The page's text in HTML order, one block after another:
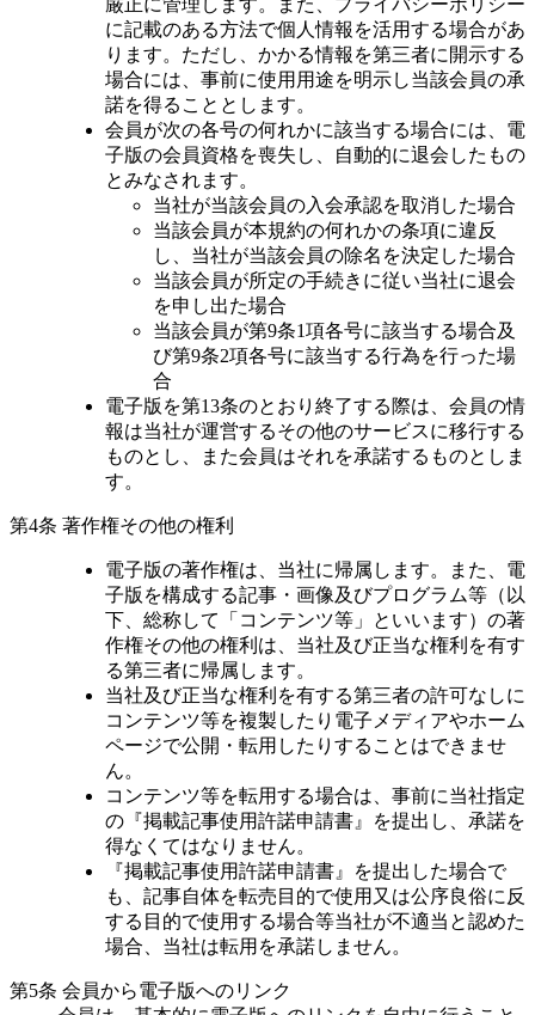
厳正に管理します。また、プライバシーポリシー
に記載のある方法で個人情報を活用する場合があ
ります。ただし、かかる情報を第三者に開示する
場合には、事前に使用用途を明示し当該会員の承
諾を得ることとします。
会員が次の各号の何れかに該当する場合には、電
子版の会員資格を喪失し、自動的に退会したもの
とみなされます。
当社が当該会員の入会承認を取消した場合
当該会員が本規約の何れかの条項に違反
し、当社が当該会員の除名を決定した場合
当該会員が所定の手続きに従い当社に退会
を申し出た場合
当該会員が第9条1項各号に該当する場合及
び第9条2項各号に該当する行為を行った場
合
電子版を第13条のとおり終了する際は、会員の情
報は当社が運営するその他のサービスに移行する
ものとし、また会員はそれを承諾するものとしま
す。
第4条 著作権その他の権利
電子版の著作権は、当社に帰属します。また、電
子版を構成する記事・画像及びプログラム等（以
下、総称して「コンテンツ等」といいます）の著
作権その他の権利は、当社及び正当な権利を有す
る第三者に帰属します。
当社及び正当な権利を有する第三者の許可なしに
コンテンツ等を複製したり電子メディアやホーム
ページで公開・転用したりすることはできませ
ん。
コンテンツ等を転用する場合は、事前に当社指定
の『掲載記事使用許諾申請書』を提出し、承諾を
得なくてはなりません。
『掲載記事使用許諾申請書』を提出した場合で
も、記事自体を転売目的で使用又は公序良俗に反
する目的で使用する場合等当社が不適当と認めた
場合、当社は転用を承諾しません。
第5条 会員から電子版へのリンク